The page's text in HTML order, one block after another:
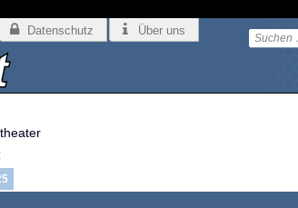
Datenschutz Über uns